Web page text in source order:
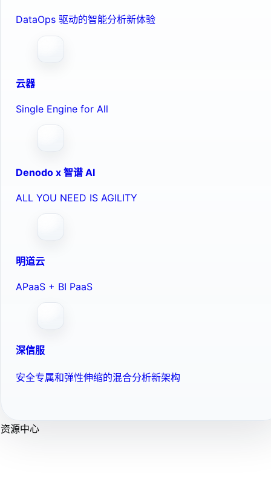
DataOps 驱动的智能分析新体验
云器
Single Engine for All
Denodo x 智谱 AI
ALL YOU NEED IS AGILITY
明道云
APaaS + BI PaaS
深信服
安全专属和弹性伸缩的混合分析新架构
资源中心